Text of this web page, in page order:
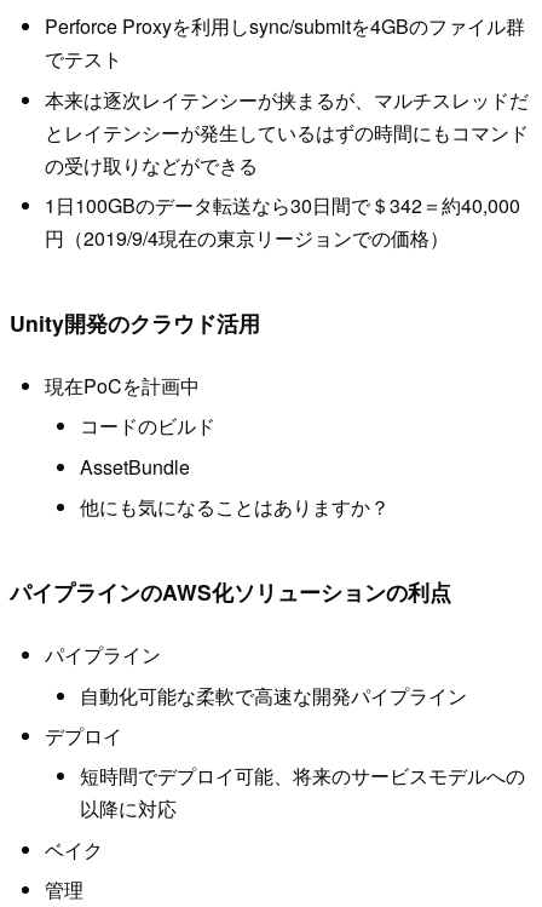
Perforce Proxyを利用しsync/submitを4GBのファイル群
でテスト
本来は逐次レイテンシーが挟まるが、マルチスレッドだ
とレイテンシーが発生しているはずの時間にもコマンド
の受け取りなどができる
1日100GBのデータ転送なら30日間で＄342＝約40,000
円（2019/9/4現在の東京リージョンでの価格）
Unity開発のクラウド活用
現在PoCを計画中
コードのビルド
AssetBundle
他にも気になることはありますか？
パイプラインのAWS化ソリューションの利点
パイプライン
自動化可能な柔軟で高速な開発パイプライン
デプロイ
短時間でデプロイ可能、将来のサービスモデルへの
以降に対応
ベイク
管理